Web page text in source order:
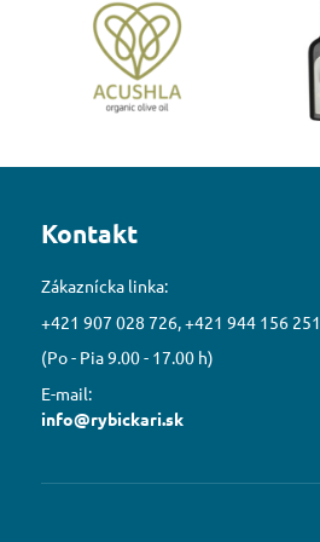
Kontakt
Zákaznícka linka:
+421 907 028 726, +421 944 156 251
(Po - Pia 9.00 - 17.00 h)
E-mail:
info@rybickari.sk